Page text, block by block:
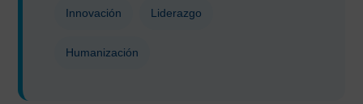
Innovación Liderazgo
Humanización